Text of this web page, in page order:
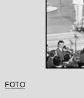
FOTO